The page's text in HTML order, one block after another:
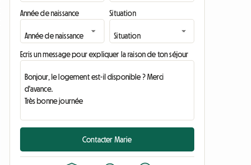
Année de naissance Situation
Ecris un message pour expliquer la raison de ton séjour
Contacter Marie